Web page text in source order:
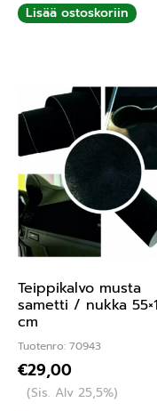
Lisää ostoskoriin
Teippikalvo musta
sametti / nukka
cm
Tuotenro: 70943
€29,00
(Sis. Alv 25,5%)